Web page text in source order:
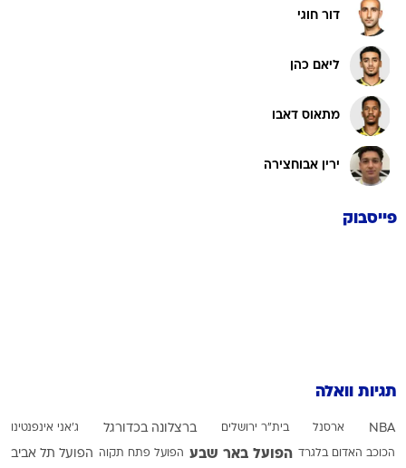
דור חוגי
ליאם כהן
מתאוס דאבו
ירין אבוחצירה
פייסבוק
תגיות וואלה
NBA ארסנל בית"ר ירושלים ברצלונה בכדורגל ג'אני אינפנטינו
הכוכב האדום בלגרד הפועל באר שבע הפועל פתח תקוה הפועל תל אביב